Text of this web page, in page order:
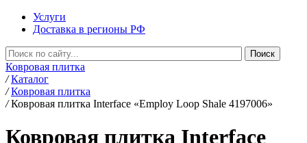
Услуги
Доставка в регионы РФ
Ковровая плитка
/ Каталог
/ Ковровая плитка
/ Ковровая плитка Interface «Employ Loop Shale 4197006»
Ковровая плитка Interface